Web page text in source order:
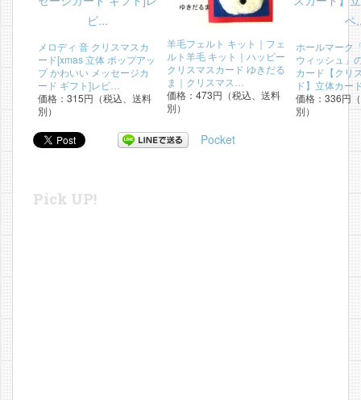
メロディ 音 クリスマスカ
ード[xmas 立体 ポップアッ
プ かわいい メッセージカ
ード ギフト]レビ…
価格：315円（税込、送料
別）
羊毛フェルト キット｜フェ
ルト羊毛 キット｜ハッピー
クリスマスカード ゆきだる
ま｜クリスマス…
価格：473円（税込、送料
別）
ホールマーク
ウィッシュ」
カード【クリ
ド】立体カ
価格：336円
別）
Pocket
Pick UP!